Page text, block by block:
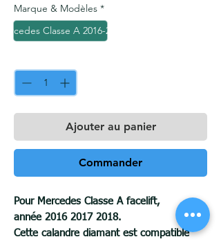
Marque & Modèles *
Classe A 2016-2018
Ajouter au panier
Commander
Pour Mercedes Classe A facelift,
année 2016 2017 2018.
Cette calandre diamant est compatible